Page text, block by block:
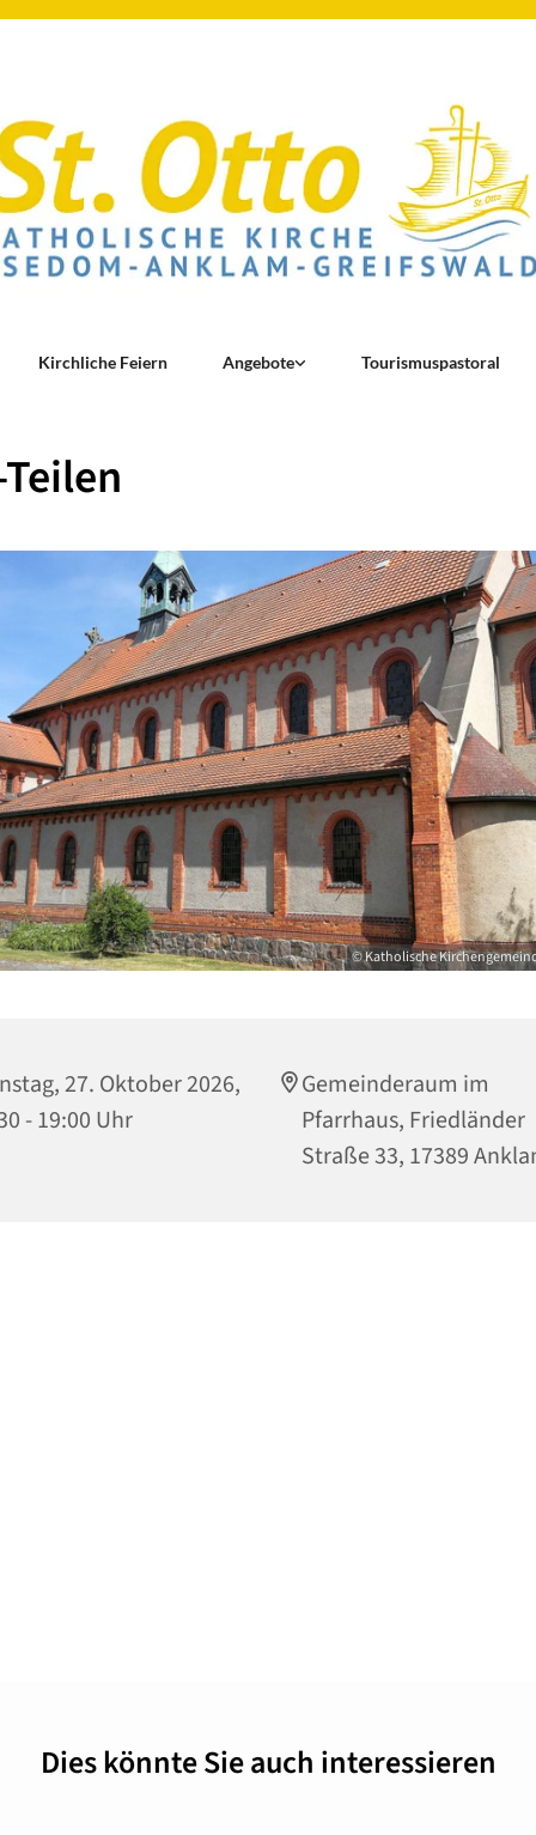
Kirchliche Feiern Angebote Tourismuspastoral
© Katholische
27. Oktober 2026,
- 19:00 Uhr
Gemeinderaum im
Pfarrhaus, Friedländer
Straße 33, 17389
Dies könnte Sie auch interessieren